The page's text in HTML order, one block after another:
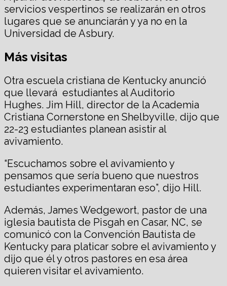
servicios vespertinos se realizarán en otros
lugares que se anunciarán y ya no en la
Universidad de Asbury.
Más visitas
Otra escuela cristiana de Kentucky anunció
que llevará estudiantes al Auditorio
Hughes. Jim Hill, director de la Academia
Cristiana Cornerstone en Shelbyville, dijo que
22-23 estudiantes planean asistir al
avivamiento.
“Escuchamos sobre el avivamiento y
pensamos que sería bueno que nuestros
estudiantes experimentaran eso”, dijo Hill.
Además, James Wedgewort, pastor de una
iglesia bautista de Pisgah en Casar, NC, se
comunicó con la Convención Bautista de
Kentucky para platicar sobre el avivamiento y
dijo que él y otros pastores en esa área
quieren visitar el avivamiento.